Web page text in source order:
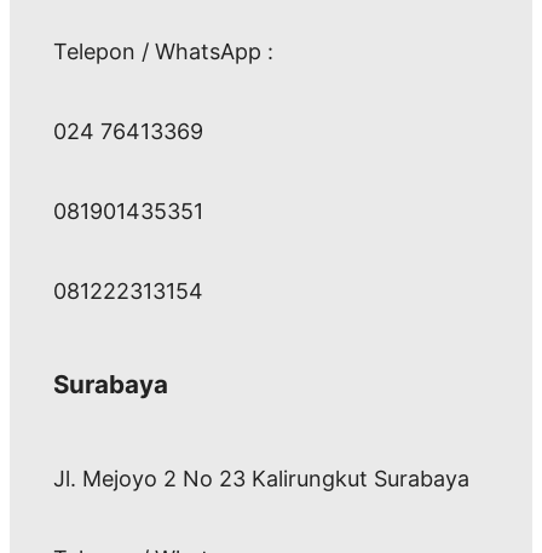
Telepon / WhatsApp :
024 76413369
081901435351
081222313154
Surabaya
Jl. Mejoyo 2 No 23 Kalirungkut Surabaya